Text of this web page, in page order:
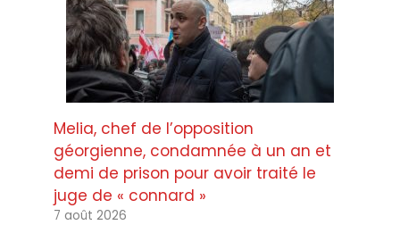
Melia, chef de l’opposition
géorgienne, condamnée à un an et
demi de prison pour avoir traité le
juge de « connard »
7 août 2026